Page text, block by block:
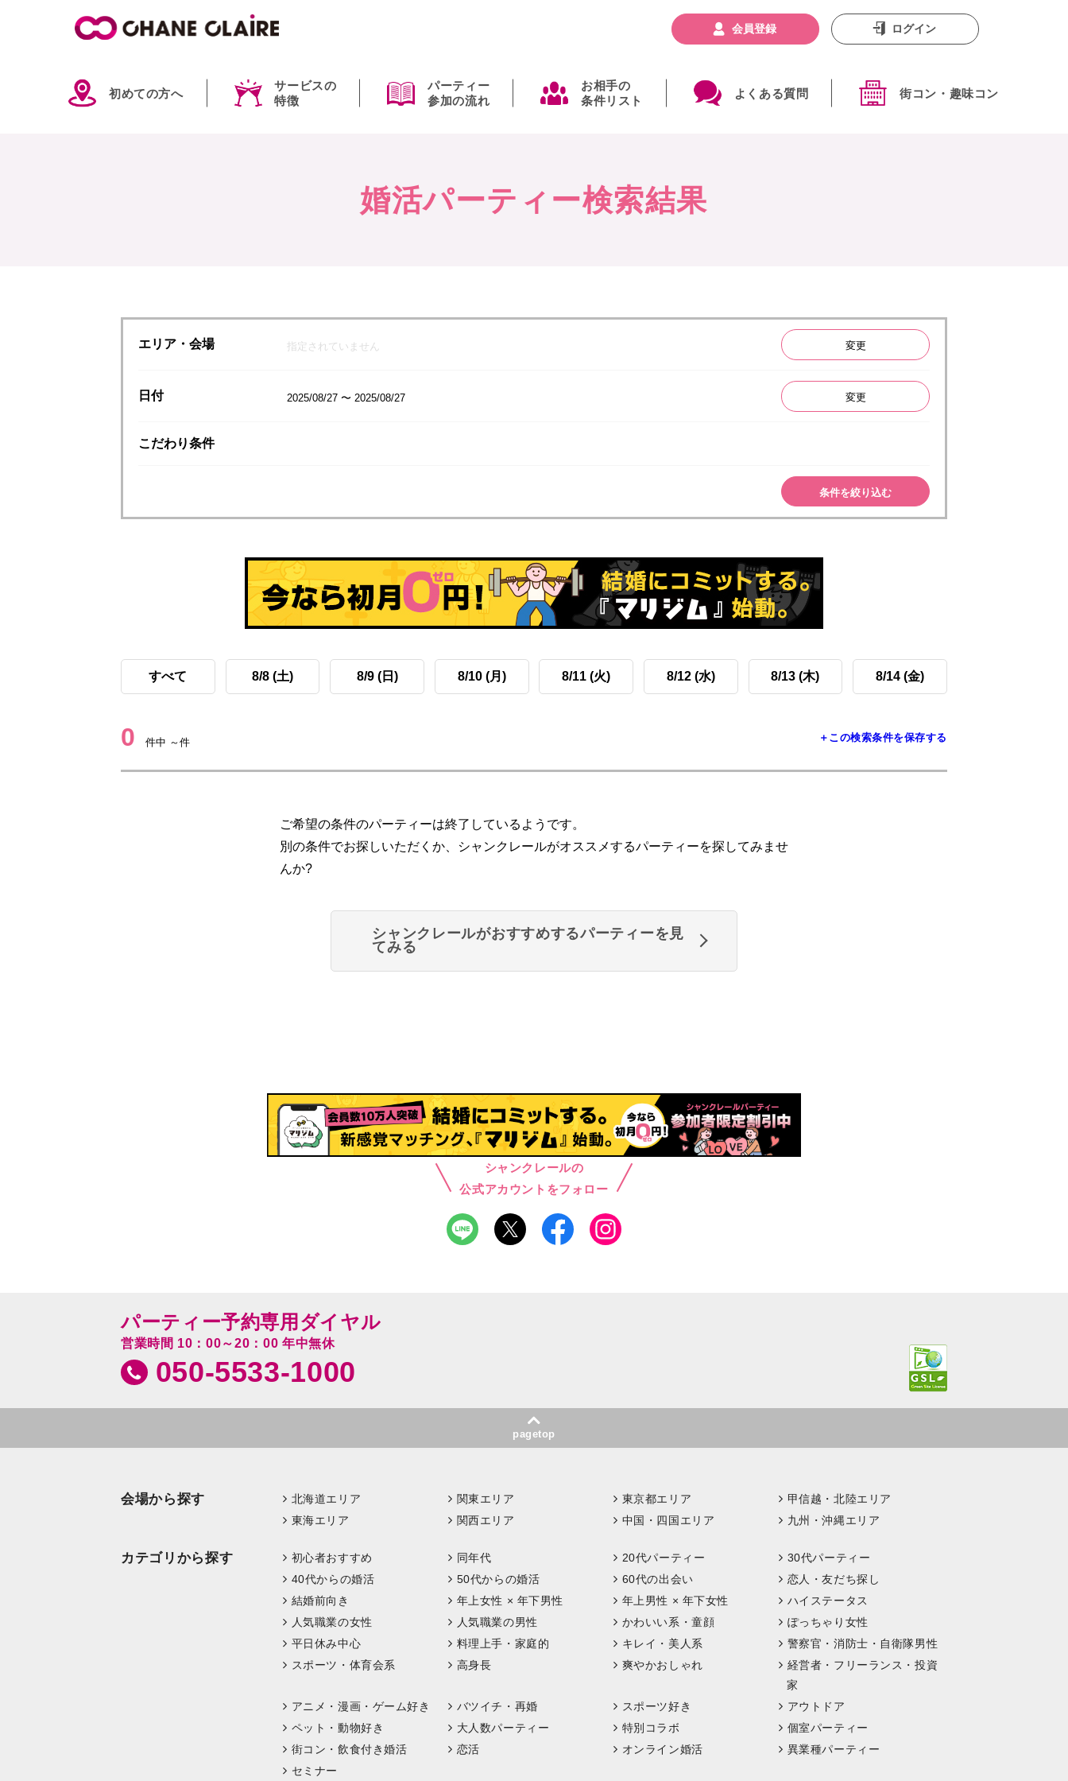
初めての方へ
サービスの
特徴
パーティー
参加の流れ
お相手の
条件リスト
よくある質問 街コン・趣味コン
会員登録 ログイン
婚活パーティー検索結果
エリア・会場 指定されていません 変更
日付 2025/08/27 〜 2025/08/27 変更
こだわり条件
条件を絞り込む
すべて 8/8 (土) 8/9 (日) 8/10 (月) 8/11 (火) 8/12 (水) 8/13 (木) 8/14 (金)
0 件中 ～件 ＋この検索条件を保存する
ご希望の条件のパーティーは終了しているようです。
別の条件でお探しいただくか、シャンクレールがオススメするパーティーを探してみませ
んか?
シャンクレールがおすすめするパーティーを見
てみる
シャンクレールの
公式アカウントをフォロー
パーティー予約専用ダイヤル
営業時間 10：00～20：00 年中無休
050-5533-1000
pagetop
会場から探す 北海道エリア 関東エリア 東京都エリア
甲信越・北陸エリア
東海エリア
関西エリア 中国・四国エリア 九州・沖縄エリア
カテゴリから探す 初心者おすすめ 同年代 20代パーティー
30代パーティー
40代からの婚活
50代からの婚活 60代の出会い
恋人・友だち探し
結婚前向き
年上女性 × 年下男性 年上男性 × 年下女性
ハイステータス
人気職業の女性
人気職業の男性 かわいい系・童顔
ぽっちゃり女性
平日休み中心
料理上手・家庭的 キレイ・美人系
警察官・消防士・自衛隊男性
スポーツ・体育会系
高身長 爽やかおしゃれ
経営者・フリーランス・投資
家
アニメ・漫画・ゲーム好き
バツイチ・再婚 スポーツ好き
アウトドア
ペット・動物好き
大人数パーティー 特別コラボ
個室パーティー
街コン・飲食付き婚活
恋活 オンライン婚活
異業種パーティー
セミナー